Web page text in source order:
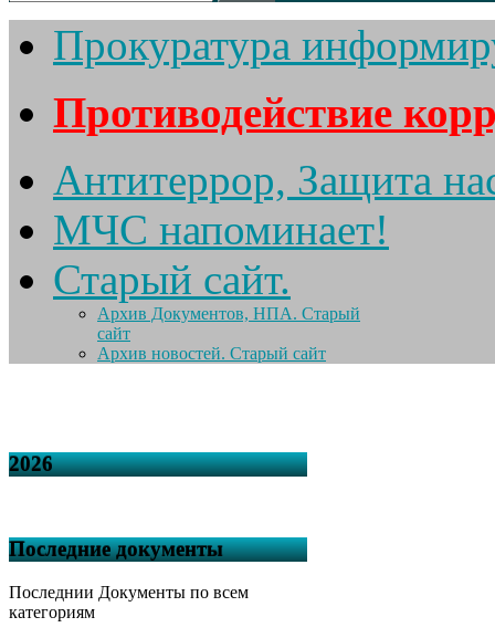
Прокуратура
Противодействие
Антитеррор, Защита
МЧС напоминает!
Старый сайт.
Архив Документов, НПА. Старый
сайт
Архив новостей. Старый сайт
2026
Последние документы
Последнии Документы по всем
категориям